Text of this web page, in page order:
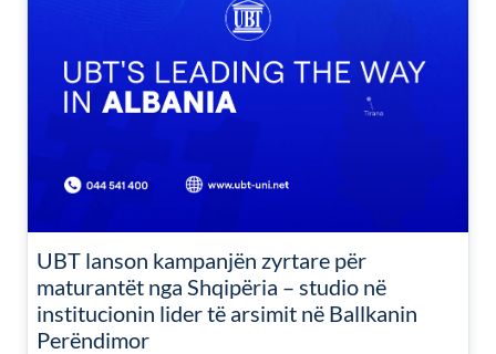
UBT lanson kampanjën zyrtare për
maturantët nga Shqipëria – studio në
institucionin lider të arsimit në Ballkanin
Perëndimor